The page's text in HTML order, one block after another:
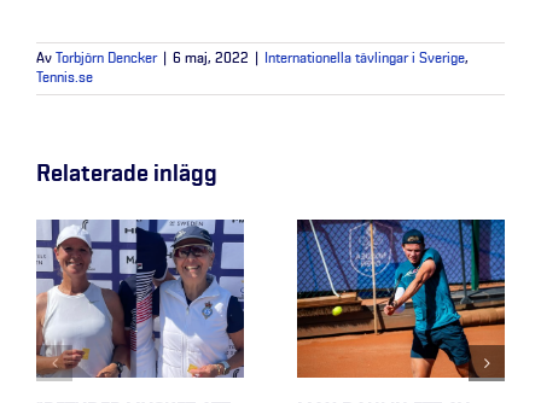
Av Torbjörn Dencker 6 maj, 2022 Internationella tävlingar i Sverige,
Tennis.se
Relaterade inlägg